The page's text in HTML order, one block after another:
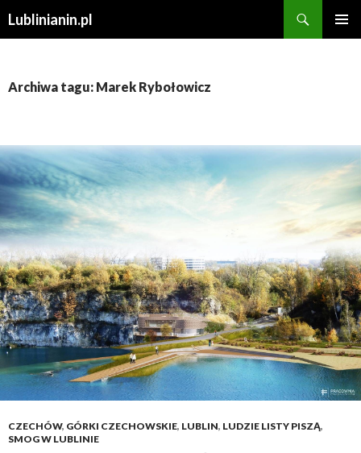
Lublinianin.pl
Archiwa tagu: Marek Rybołowicz
CZECHÓW, GÓRKI CZECHOWSKIE, LUBLIN, LUDZIE LISTY PISZĄ,
SMOG W LUBLINIE